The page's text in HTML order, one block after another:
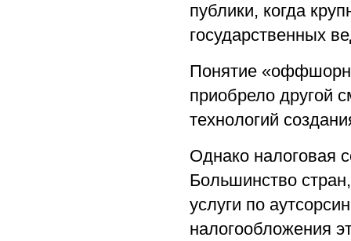
публики, когда
государственных
Понятие
приобрело другой
технологий
Однако налоговая
Большинство
услуги по
налогообложения